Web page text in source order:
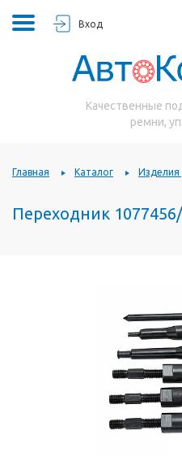
Вход
Качественные
ремни,
Главная Каталог Изделия
Переходник